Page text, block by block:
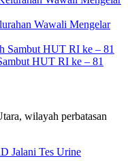
Wawali Mengelar
HUT RI ke – 81
wilayah perbatasan